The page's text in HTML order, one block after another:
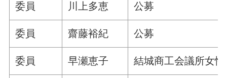
委員 川上多恵 公募
委員 齋藤裕紀 公募
委員 早瀬恵子 結城商工会議所女